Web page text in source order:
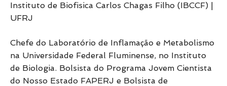
Instituto de Biofisica Carlos Chagas Filho (IBCCF) |
UFRJ
Chefe do Laboratório de Inflamação e Metabolismo
na Universidade Federal Fluminense, no Instituto
de Biologia. Bolsista do Programa Jovem Cientista
do Nosso Estado FAPERJ e Bolsista de